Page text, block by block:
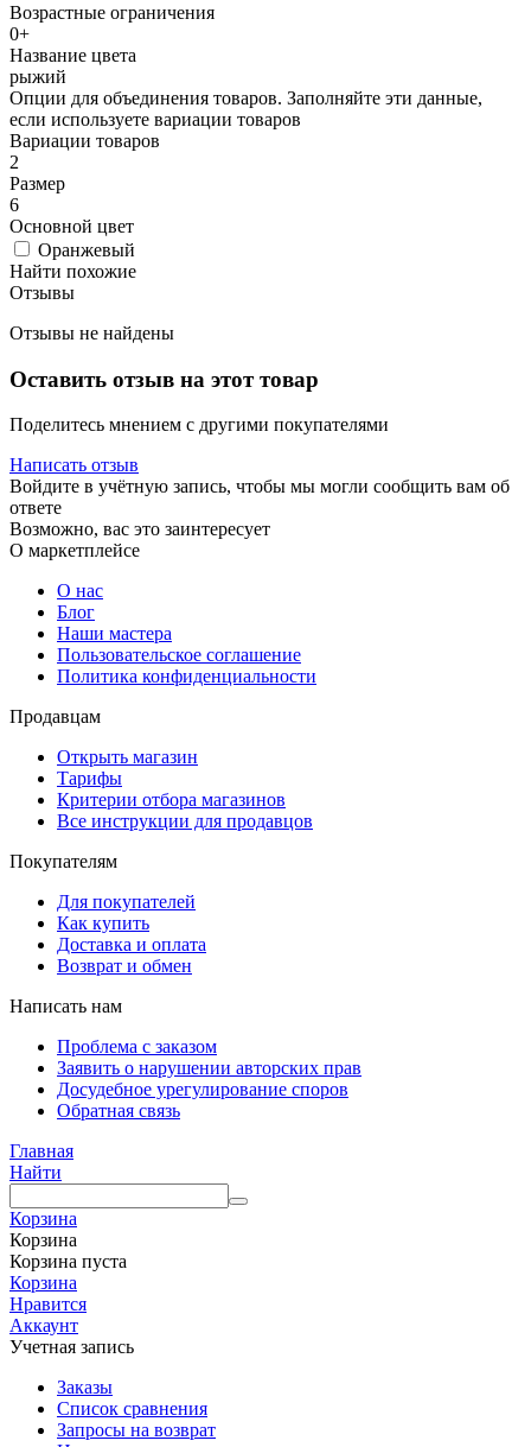
Возрастные ограничения
0+
Название цвета
рыжий
Опции для объединения товаров. Заполняйте эти данные,
если используете вариации товаров
Вариации товаров
2
Размер
6
Основной цвет
Оранжевый
Найти похожие
Отзывы
Отзывы не найдены
Оставить отзыв на этот товар
Поделитесь мнением с другими покупателями
Написать отзыв
Войдите в учётную запись, чтобы мы могли сообщить вам об
ответе
Возможно, вас это заинтересует
О маркетплейсе
О нас
Блог
Наши мастера
Пользовательское соглашение
Политика конфиденциальности
Продавцам
Открыть магазин
Тарифы
Критерии отбора магазинов
Все инструкции для продавцов
Покупателям
Для покупателей
Как купить
Доставка и оплата
Возврат и обмен
Написать нам
Проблема с заказом
Заявить о нарушении авторских прав
Досудебное урегулирование споров
Обратная связь
Главная
Найти
Корзина
Корзина
Корзина пуста
Корзина
Нравится
Аккаунт
Учетная запись
Заказы
Список сравнения
Запросы на возврат